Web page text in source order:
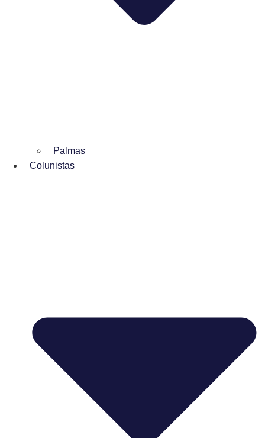
Palmas
Colunistas